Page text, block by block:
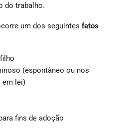
do trabalho.
um dos seguintes fatos
(espontâneo ou nos
em lei)
fins de adoção